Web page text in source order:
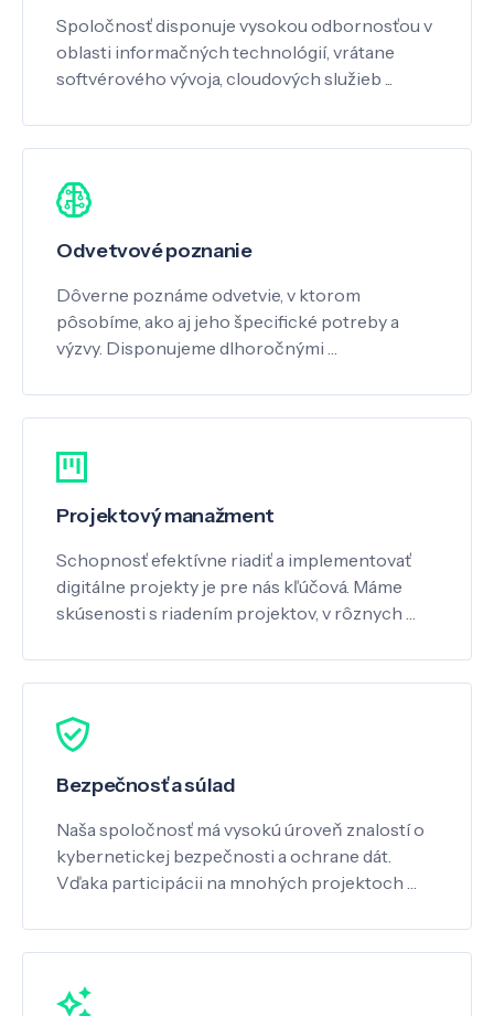
Spoločnosť disponuje vysokou odbornosťou v
oblasti informačných technológií, vrátane
softvérového vývoja, cloudových služieb ...
Odvetvové poznanie
Dôverne poznáme odvetvie, v ktorom
pôsobíme, ako aj jeho špecifické potreby a
výzvy. Disponujeme dlhoročnými …
Projektový manažment
Schopnosť efektívne riadiť a implementovať
digitálne projekty je pre nás kľúčová. Máme
skúsenosti s riadením projektov, v rôznych …
Bezpečnosť a súlad
Naša spoločnosť má vysokú úroveň znalostí o
kybernetickej bezpečnosti a ochrane dát.
Vďaka participácii na mnohých projektoch …